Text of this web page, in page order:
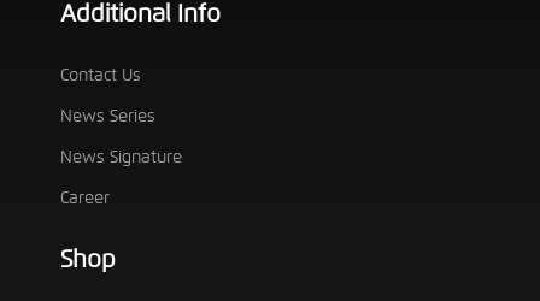
Additional Info
Contact Us
News Series
News Signature
Career
Shop